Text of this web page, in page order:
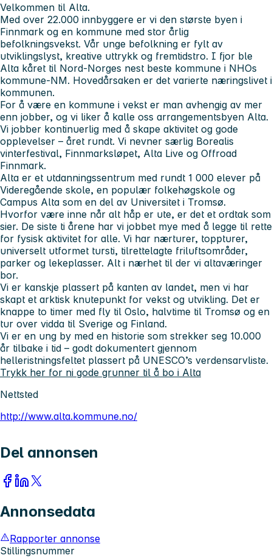
Velkommen til Alta.
Med over 22.000 innbyggere er vi den største byen i
Finnmark og en kommune med stor årlig
befolkningsvekst. Vår unge befolkning er fylt av
utviklingslyst, kreative uttrykk og fremtidstro. I fjor ble
Alta kåret til Nord-Norges nest beste kommune i NHOs
kommune-NM. Hovedårsaken er det varierte næringslivet i
kommunen.
For å være en kommune i vekst er man avhengig av mer
enn jobber, og vi liker å kalle oss arrangementsbyen Alta.
Vi jobber kontinuerlig med å skape aktivitet og gode
opplevelser – året rundt. Vi nevner særlig Borealis
vinterfestival, Finnmarksløpet, Alta Live og Offroad
Finnmark.
Alta er et utdanningssentrum med rundt 1 000 elever på
Videregående skole, en populær folkehøgskole og
Campus Alta som en del av Universitet i Tromsø.
Hvorfor være inne når alt håp er ute, er det et ordtak som
sier. De siste ti årene har vi jobbet mye med å legge til rette
for fysisk aktivitet for alle. Vi har nærturer, toppturer,
universelt utformet tursti, tilrettelagte friluftsområder,
parker og lekeplasser. Alt i nærhet til der vi altaværinger
bor.
Vi er kanskje plassert på kanten av landet, men vi har
skapt et arktisk knutepunkt for vekst og utvikling. Det er
knappe to timer med fly til Oslo, halvtime til Tromsø og en
tur over vidda til Sverige og Finland.
Vi er en ung by med en historie som strekker seg 10.000
år tilbake i tid – godt dokumentert gjennom
helleristningsfeltet plassert på UNESCO’s verdensarvliste.
Trykk her for ni gode grunner til å bo i Alta
Nettsted
http://www.alta.kommune.no/
Del annonsen
Annonsedata
Rapporter annonse
Stillingsnummer